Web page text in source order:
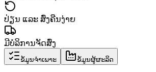
ປ່ຽນ ແລະ ສົ່ງຄືນງ່າຍ
ມີບໍລິການຈັດສົ່ງ
ຂໍ້ມູນຈຳເພາະ ຂໍ້ມູນຜູ້ຜະລິດ